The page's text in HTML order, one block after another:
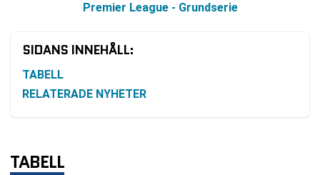
Premier League - Grundserie
SIDANS INNEHÅLL:
TABELL
RELATERADE NYHETER
TABELL